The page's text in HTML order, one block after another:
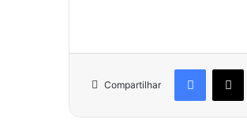
Compartilhar
X